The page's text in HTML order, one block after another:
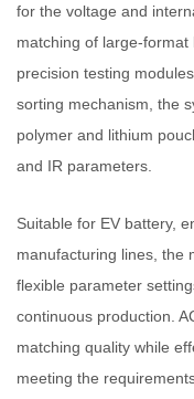
for the voltage and
matching of large-
precision testing
sorting mechanism, the
polymer and lithium
and IR parameters.
Suitable for EV battery,
manufacturing lines, the
flexible parameter
continuous production.
matching quality while
meeting the